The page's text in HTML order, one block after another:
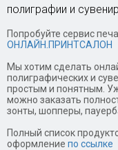
полиграфии и
Попробуйте сервис
ОНЛАЙН.ПРИНТСАЛОН
Мы хотим сделать
полиграфических и
простым и понятным.
можно заказать
зонты, шопперы,
Полный список
оформление по ссылке